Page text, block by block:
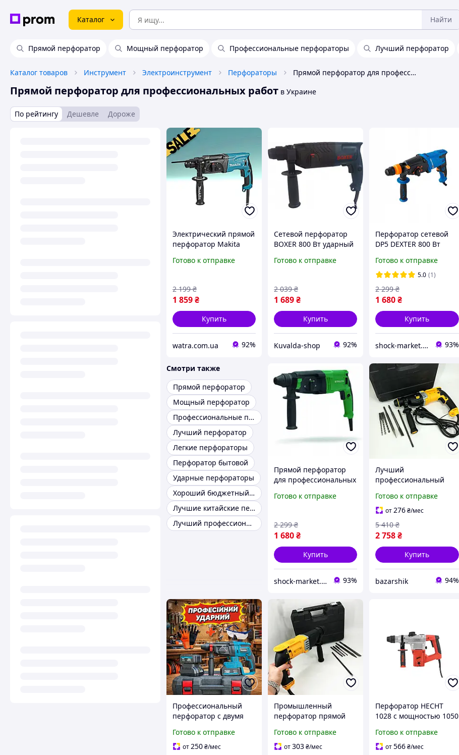
Каталог Найти
Прямой перфоратор Мощный перфоратор Профессиональные перфораторы Лучший перфоратор
Каталог товаров Инструмент Электроинструмент Перфораторы Прямой перфоратор для профессиональных работ
Прямой перфоратор для профессиональных работ в Украине
По рейтингу Дешевле Дороже
Электрический прямой
перфоратор Makita
перфоратор для
работ рощай
перфоратор для
сверления
Готово к отправке
1 859₴
2 199 ₴
Купить
watra.com.ua 92%
Сетевой перфоратор
BOXER 800 Вт ударный
прямой перфоратор
работ
Готово к отправке
1 689₴
2 039 ₴
Купить
Kuvalda-shop 92%
Перфоратор сетевой
DP5 DEXTER 800 Вт
для работы прямой
перфоратор для
профессиональных
работ
Готово к отправке
5.0 (1)
1 680₴
2 299 ₴
Купить
shock-market.in.ua 93%
Смотри также
Прямой перфоратор
Мощный перфоратор
Профессиональные перфораторы
Лучший перфоратор
Легкие перфораторы
Перфоратор бытовой
Ударные перфораторы
Хороший бюджетный перфоратор
Лучшие китайские перфораторы
Лучший профессиональный перфоратор
Прямой перфоратор
для профессиональных
800Вт перфоратор для
Готово к отправке
1 680₴
2 299 ₴
Купить
shock-market.in.ua 93%
Лучший
профессиональный
Легкий и мощный
перфоратор,
Шуруповерт с
насадками в кейсе UK-
38
Готово к отправке
от276₴/мес
2 758₴
5 410 ₴
Купить
bazarshik 94%
Профессиональный
перфоратор с двумя
профессиональных
работ с защитными
Готово к отправке
от 250₴/мес
Промышленный
перфоратор прямой
перфоратор для
профессиональных
Готово к отправке
от303₴/мес
Перфоратор HECHT
1028 с мощностью 1050
профессиональной и
бытовой работы
Готово к отправке
от566₴/мес